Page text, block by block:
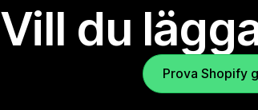
Vill du
Prova Shopify